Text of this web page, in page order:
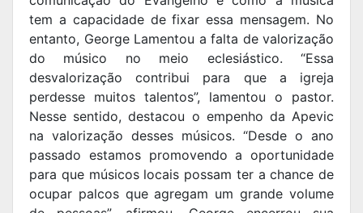
tem a capacidade de fixar essa mensagem. No
entanto, George Lamentou a falta de valorização
do músico no meio eclesiástico. “Essa
desvalorização contribui para que a igreja
perdesse muitos talentos”, lamentou o pastor.
Nesse sentido, destacou o empenho da Apevic
na valorização desses músicos. “Desde o ano
passado estamos promovendo a oportunidade
para que músicos locais possam ter a chance de
ocupar palcos que agregam um grande volume